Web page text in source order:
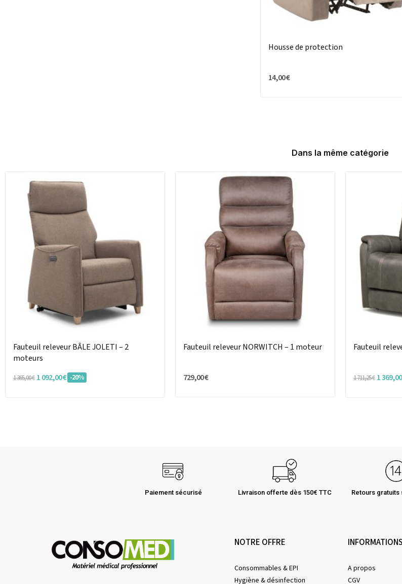
Housse de protection
14,00 €
Dans la même catégorie
Fauteuil releveur BÂLE JOLETI – 2
moteurs
1 365,00 € 1 092,00 € -20%
Fauteuil releveur NORWITCH – 1 moteur
729,00 €
Fauteuil
1 711,25 € 1
Paiement sécurisé Livraison offerte dès 150€ TTC Retours gratuits
NOTRE OFFRE
Consommables & EPI
Hygiène & désinfection
INFORMATIONS
A propos
CGV